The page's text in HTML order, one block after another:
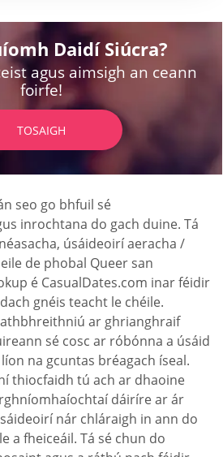
Daidí Siúcra?
agus aimsigh an ceann
foirfe!
TOSAIGH
seo go bhfuil sé
inrochtana do gach duine. Tá
úsáideoirí aeracha /
de phobal Queer san
é СasualDates.com inar féidir
gnéis teacht le chéile.
ar ghrianghraif
sé cosc ar róbónna a úsáid
na gcuntas bréagach íseal.
thiocfaidh tú ach ar dhaoine
dáiríre ar ár
nár chláraigh in ann do
a fheiceáil. Tá sé chun do